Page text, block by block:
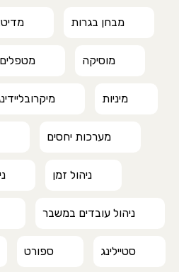
מבחן בגרות
מוסיקה מטפלים
מיניות
מערכות יחסים
ניהול זמן
ניהול עובדים במשבר
סטיילינג ספורט